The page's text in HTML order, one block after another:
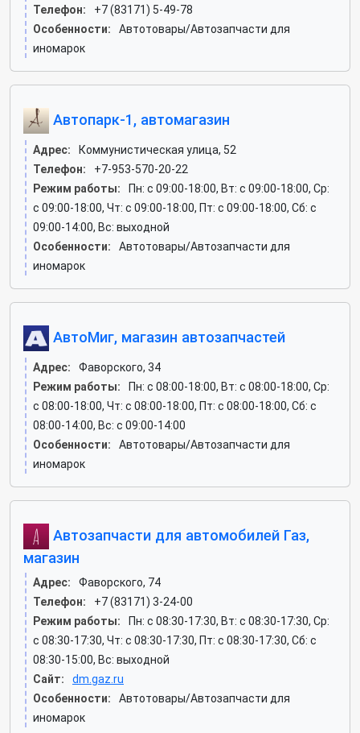
Телефон:
+7 (83171) 5-49-78
Особенности:
Автотовары/Автозапчасти для
иномарок
Автопарк-1, автомагазин
Адрес:
Коммунистическая улица, 52
Телефон:
+7-953-570-20-22
Режим работы:
Пн: c 09:00-18:00, Вт: c 09:00-18:00, Ср:
c 09:00-18:00, Чт: c 09:00-18:00, Пт: c 09:00-18:00, Сб: c
09:00-14:00, Вс: выходной
Особенности:
Автотовары/Автозапчасти для
иномарок
АвтоМиг, магазин автозапчастей
Адрес:
Фаворского, 34
Режим работы:
Пн: c 08:00-18:00, Вт: c 08:00-18:00, Ср:
c 08:00-18:00, Чт: c 08:00-18:00, Пт: c 08:00-18:00, Сб: c
08:00-14:00, Вс: c 09:00-14:00
Особенности:
Автотовары/Автозапчасти для
иномарок
Автозапчасти для автомобилей Газ,
магазин
Адрес:
Фаворского, 74
Телефон:
+7 (83171) 3-24-00
Режим работы:
Пн: c 08:30-17:30, Вт: c 08:30-17:30, Ср:
c 08:30-17:30, Чт: c 08:30-17:30, Пт: c 08:30-17:30, Сб: c
08:30-15:00, Вс: выходной
Сайт:
dm.gaz.ru
Особенности:
Автотовары/Автозапчасти для
иномарок